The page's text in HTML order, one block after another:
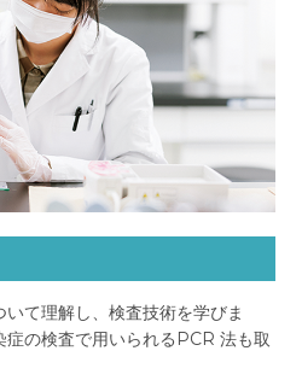
て理解し、検査技術を学びま
の検査で用いられるPCR 法も取